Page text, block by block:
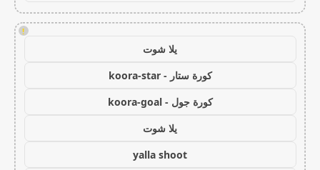
!
يلا شوت
كورة ستار - koora-star
كورة جول - koora-goal
يلا شوت
yalla shoot